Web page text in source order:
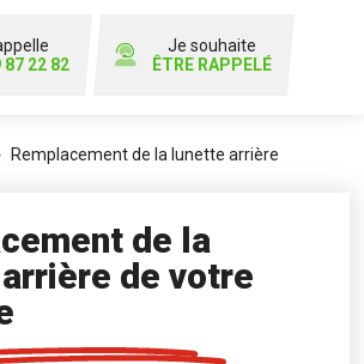
87 22 82
Je souhaite
ÊTRE RAPPELÉ
Remplacement de la lunette arrière
de la
de votre